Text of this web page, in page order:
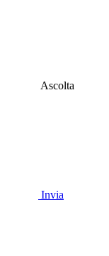
Ascolta
Invia